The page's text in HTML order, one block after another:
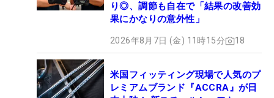
り◎、調節も自在で「結果の改善効
果にかなりの意外性」
2026年8月7日 (金) 11時15分 18
米国フィッティング現場で人気のプ
レミアムブランド『ACCRA』が日